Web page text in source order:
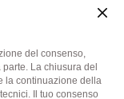
del consenso,
La chiusura del
la continuazione della
Il tuo consenso